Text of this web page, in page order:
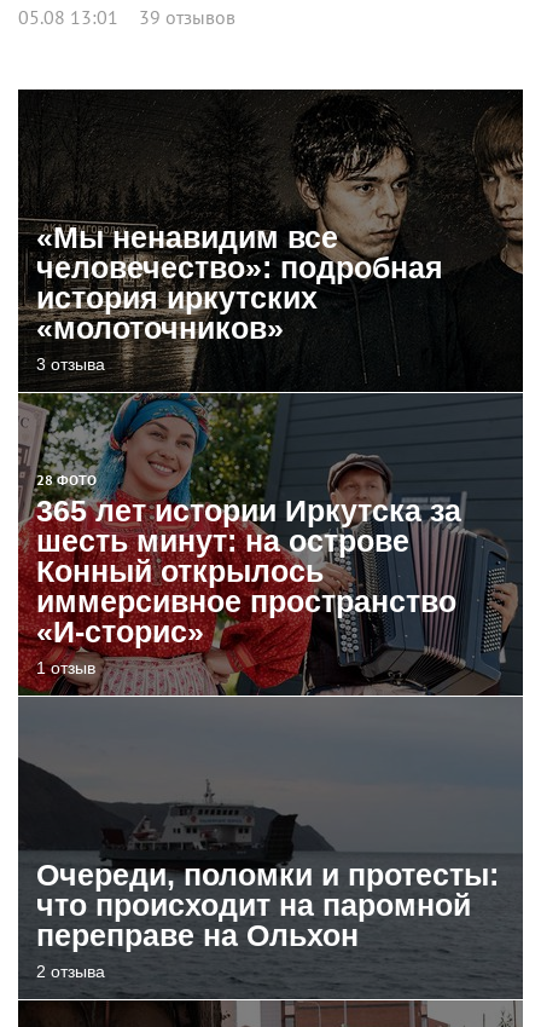
05.08 13:01 39 отзывов
«Мы ненавидим все
человечество»: подробная
история иркутских
«молоточников»
3 отзыва
28 ФОТО
365 лет истории Иркутска за
шесть минут: на острове
Конный открылось
иммерсивное пространство
«И-сторис»
1 отзыв
Очереди, поломки и протесты:
что происходит на паромной
переправе на Ольхон
2 отзыва